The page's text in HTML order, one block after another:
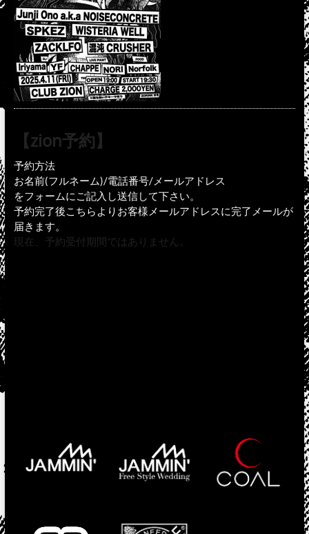
【zion予約】
予約方法
お名前(フルネーム)/電話番号/メールアドレス
をフォームにご記入し送信して下さい。
予約完了後こちらよりお客様メールアドレスに完了メールが
届きます。
現在、予約受付期間ではありません。